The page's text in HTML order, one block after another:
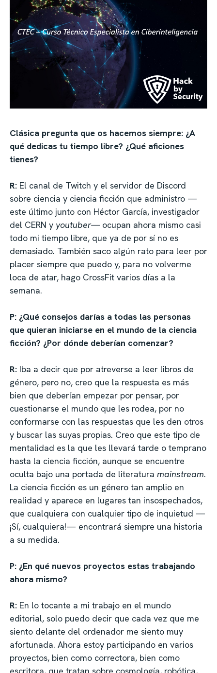
Clásica pregunta que os hacemos siempre: ¿A
qué dedicas tu tiempo libre? ¿Qué aficiones
tienes?
R: El canal de Twitch y el servidor de Discord
sobre ciencia y ciencia ficción que administro —
este último junto con Héctor García, investigador
del CERN y youtuber—ocupan ahora mismo casi
todo mi tiempo libre, que ya de por sí no es
demasiado. También saco algún rato para leer por
placer siempre que puedo y, para no volverme
loca de atar, hago CrossFit varios días a la
semana.
P: ¿Qué consejos darías a todas las personas
que quieran iniciarse en el mundo de la ciencia
ficción? ¿Por dónde deberían comenzar?
R: Iba a decir que por atreverse a leer libros de
género, pero no, creo que la respuesta es más
bien que deberían empezar por pensar, por
cuestionarse el mundo que les rodea, por no
conformarse con las respuestas que les den otros
y buscar las suyas propias. Creo que este tipo de
mentalidad es la que les llevará tarde o temprano
hasta la ciencia ficción, aunque se encuentre
oculta bajo una portada de literatura mainstream.
La ciencia ficción es un género tan amplio en
realidad y aparece en lugares tan insospechados,
que cualquiera con cualquier tipo de inquietud —
¡Sí, cualquiera!— encontrará siempre una historia
a su medida.
P: ¿En qué nuevos proyectos estas trabajando
ahora mismo?
R: En lo tocante a mi trabajo en el mundo
editorial, solo puedo decir que cada vez que me
siento delante del ordenador me siento muy
afortunada. Ahora estoy participando en varios
proyectos, bien como correctora, bien como